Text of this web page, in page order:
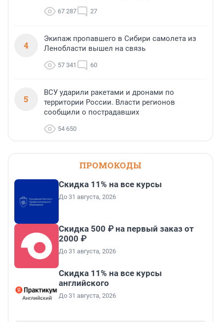
67 287 27
4
Экипаж пропавшего в Сибири самолета из
Ленобласти вышел на связь
57 341 60
5
ВСУ ударили ракетами и дронами по
территории России. Власти регионов
сообщили о пострадавших
54 650
ПРОМОКОДЫ
Скидка 11% на все курсы
До 31 августа, 2026
Скидка 500 ₽ на первый заказ от
2000 ₽
До 31 августа, 2026
Скидка 11% на все курсы
английского
До 31 августа, 2026